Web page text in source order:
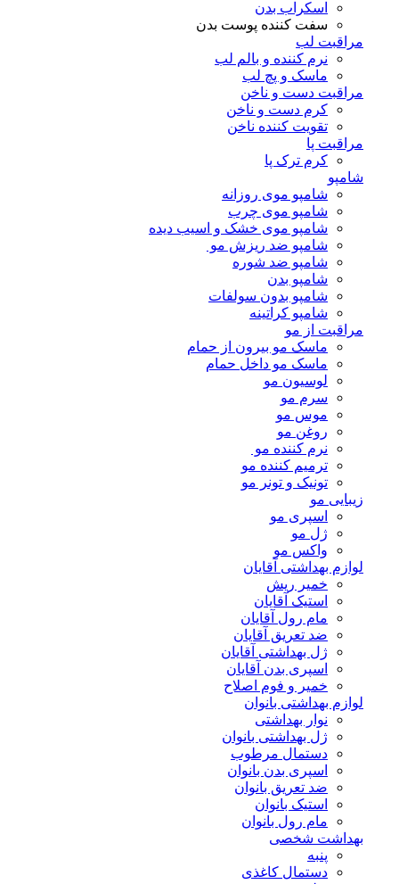
اسکراب بدن
سفت کننده پوست بدن
مراقبت لب
نرم کننده و بالم لب
ماسک و پچ لب
مراقبت دست و ناخن
کرم دست و ناخن
تقویت کننده ناخن
مراقبت پا
کرم ترک پا
شامپو
شامپو موی روزانه
شامپو موی چرب
شامپو موی خشک و اسیب دیده
شامپو ضد ریزش مو
شامپو ضد شوره
شامپو بدن
شامپو بدون سولفات
شامپو کراتینه
مراقبت از مو
ماسک مو بیرون از حمام
ماسک مو داخل حمام
لوسیون مو
سرم مو
موس مو
روغن مو
نرم کننده مو
ترمیم کننده مو
تونیک و تونر مو
زیبایی مو
اسپری مو
ژل مو
واکس مو
لوازم بهداشتی آقایان
خمیر ریش
استیک آقایان
مام رول آقایان
ضد تعریق آقایان
ژل بهداشتی آقایان
اسپری بدن آقایان
خمیر و فوم اصلاح
لوازم بهداشتی بانوان
نوار بهداشتی
ژل بهداشتی بانوان
دستمال مرطوب
اسپری بدن بانوان
ضد تعریق بانوان
استیک بانوان
مام رول بانوان
بهداشت شخصی
پنبه
دستمال کاغذی